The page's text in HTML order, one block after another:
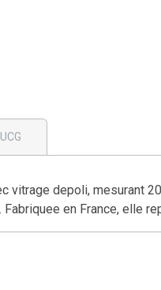
vitrage depoli, mesurant
en France, elle